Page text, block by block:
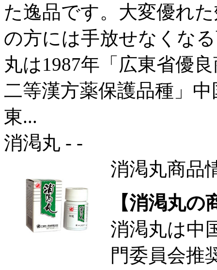
た逸品です。大変優れ
の方には手放せなくな
丸は1987年「広東省優
二等漢方薬保護品種」
東...
消渇丸 - -
消渇丸商品
【消渇丸の
消渇丸は中
門委員会推